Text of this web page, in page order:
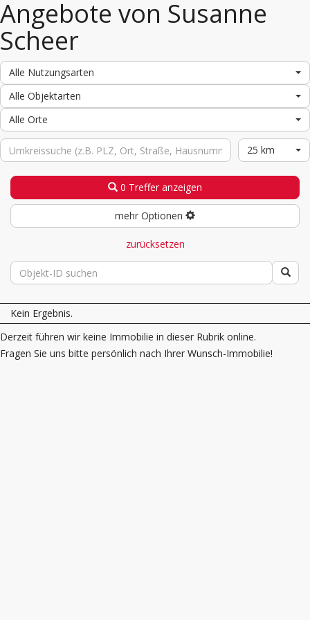
Angebote von Susanne
Scheer
Alle Nutzungsarten
Alle Objektarten
Alle Orte
25 km
0 Treffer anzeigen
mehr Optionen
zurücksetzen
Kein Ergebnis.
Derzeit führen wir keine Immobilie in dieser Rubrik online.
Fragen Sie uns bitte persönlich nach Ihrer Wunsch-Immobilie!